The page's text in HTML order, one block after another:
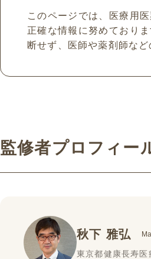
このページでは、医療用
正確な情報に努めており
断せず、医師や薬剤師な
監修者プロフィー
秋下 雅弘
東京都健康長寿